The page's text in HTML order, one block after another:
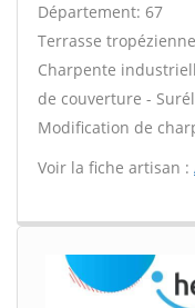
Département: 67
Terrasse
Charpente
de couverture -
Modification de
Voir la fiche artisan :